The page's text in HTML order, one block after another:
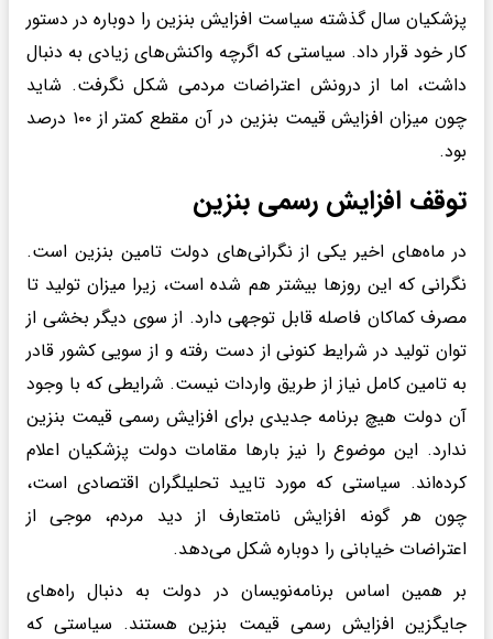
پزشکیان سال گذشته سیاست افزایش بنزین را دوباره در دستور
کار خود قرار داد. سیاستی که اگرچه واکنش‌های زیادی به دنبال
داشت، اما از درونش اعتراضات مردمی شکل نگرفت. شاید
چون میزان افزایش قیمت بنزین در آن مقطع کمتر از ۱۰۰ درصد
بود.
توقف افزایش رسمی بنزین
در ماه‌های اخیر یکی از نگرانی‌های دولت تامین بنزین است.
نگرانی که این روزها بیشتر هم شده است، زیرا میزان تولید تا
مصرف کماکان فاصله قابل توجهی دارد. از سوی دیگر بخشی از
توان تولید در شرایط کنونی از دست رفته و از سویی کشور قادر
به تامین کامل نیاز از طریق واردات نیست. شرایطی که با وجود
آن دولت هیچ برنامه جدیدی برای افزایش رسمی قیمت بنزین
ندارد. این موضوع را نیز بارها مقامات دولت پزشکیان اعلام
کرده‌اند. سیاستی که مورد تایید تحلیلگران اقتصادی است،
چون هر گونه افزایش نامتعارف از دید مردم، موجی از
اعتراضات خیابانی را دوباره شکل می‌دهد.
بر همین اساس برنامه‌نویسان در دولت به دنبال راه‌های
جایگزین افزایش رسمی قیمت بنزین هستند. سیاستی که